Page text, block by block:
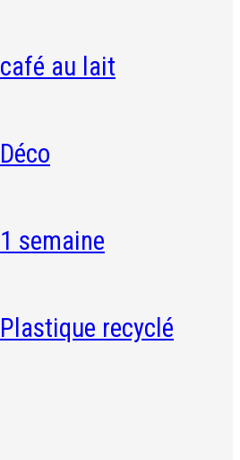
café au lait
Déco
1 semaine
Plastique recyclé